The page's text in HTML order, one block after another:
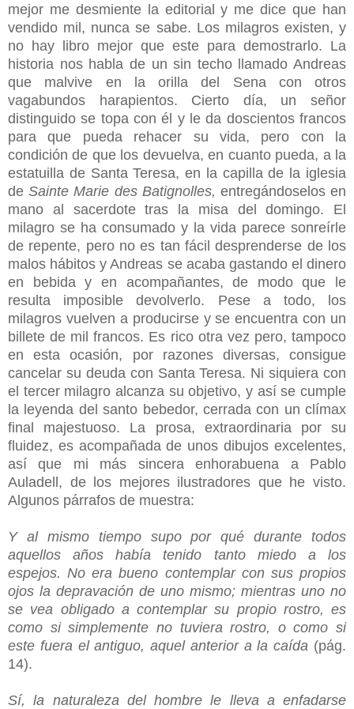
mejor me desmiente la editorial y me dice que han
vendido mil, nunca se sabe. Los milagros existen, y
no hay libro mejor que este para demostrarlo. La
historia nos habla de un sin techo llamado Andreas
que malvive en la orilla del Sena con otros
vagabundos harapientos. Cierto día, un señor
distinguido se topa con él y le da doscientos francos
para que pueda rehacer su vida, pero con la
condición de que los devuelva, en cuanto pueda, a la
estatuilla de Santa Teresa, en la capilla de la iglesia
deSainte Marie des Batignolles, entregándoselos en
mano al sacerdote tras la misa del domingo.
El
milagro se ha consumado y la vida parece sonreírle
de repente, pero no es tan fácil desprenderse de los
malos hábitos y Andreas se acaba gastando el dinero
en bebida y en acompañantes, de modo que le
resulta imposible devolverlo. Pese a todo, los
milagros vuelven a producirse y se encuentra con un
billete de mil francos. Es rico otra vez pero, tampoco
en esta ocasión, por razones diversas, consigue
cancelar su deuda con Santa Teresa. Ni siquiera con
el tercer milagro alcanza su objetivo, y así se cumple
la leyenda del santo bebedor, cerrada con un clímax
final majestuoso. La prosa, extraordinaria por su
fluidez, es acompañada de unos dibujos excelentes,
así que mi más sincera enhorabuena a Pablo
Auladell, de los mejores ilustradores que he visto.
Algunos párrafos de muestra:
Y al mismo tiempo supo por qué durante todos
aquellos años había tenido tanto miedo a los
espejos. No era bueno contemplar con sus propios
ojos la depravación de uno mismo; mientras uno no
se vea obligado a contemplar su propio rostro, es
como si simplemente no tuviera rostro, o como si
este fuera el antiguo, aquel anterior a la caída (pág.
14).
Sí, la naturaleza del hombre le lleva a enfadarse